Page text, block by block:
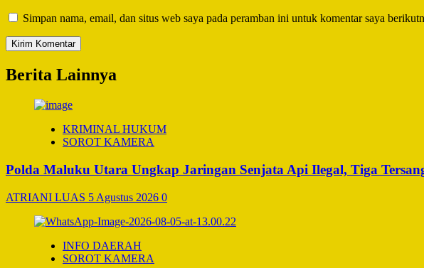
Simpan nama, email, dan situs web saya pada peramban ini untuk komentar saya
Berita Lainnya
KRIMINAL HUKUM
SOROT KAMERA
Polda Maluku Utara Ungkap Jaringan Senjata Api Ilegal, Tiga
ATRIANI LUAS 5 Agustus 2026 0
INFO DAERAH
SOROT KAMERA